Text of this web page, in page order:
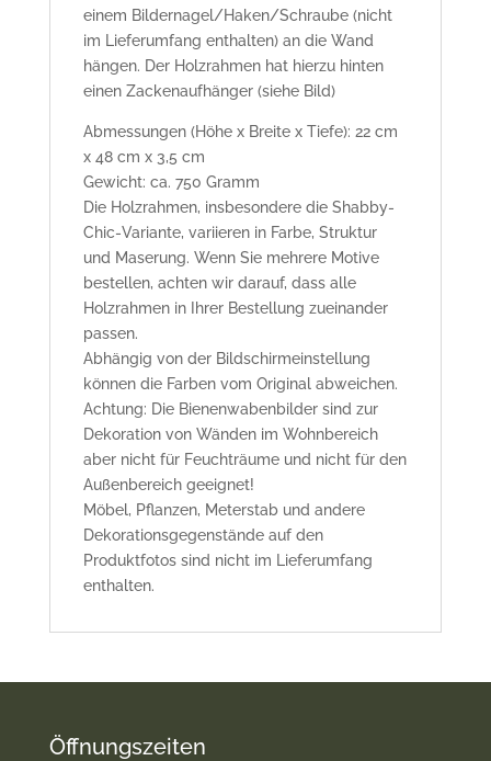
einem Bildernagel/Haken/Schraube (nicht
im Lieferumfang enthalten) an die Wand
hängen. Der Holzrahmen hat hierzu hinten
einen Zackenaufhänger (siehe Bild)
Abmessungen (Höhe x Breite x Tiefe): 22 cm
x 48 cm x 3,5 cm
Gewicht: ca. 750 Gramm
Die Holzrahmen, insbesondere die Shabby-
Chic-Variante, variieren in Farbe, Struktur
und Maserung. Wenn Sie mehrere Motive
bestellen, achten wir darauf, dass alle
Holzrahmen in Ihrer Bestellung zueinander
passen.
Abhängig von der Bildschirmeinstellung
können die Farben vom Original abweichen.
Achtung: Die Bienenwabenbilder sind zur
Dekoration von Wänden im Wohnbereich
aber nicht für Feuchträume und nicht für den
Außenbereich geeignet!
Möbel, Pflanzen, Meterstab und andere
Dekorationsgegenstände auf den
Produktfotos sind nicht im Lieferumfang
enthalten.
Öffnungszeiten